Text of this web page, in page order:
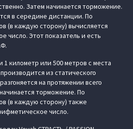
Затем начинается торможение.
в середине дистанции. По
(в каждую сторону) вычисляется
число. Этот показатель и есть
1 километр или 500 метров с места
из статического
на протяжении всего
торможение. По
(в каждую сторону) также
число.